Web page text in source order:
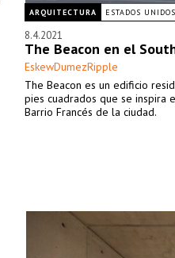
ARQUITECTURA ESTADOS UNIDOS
8.4.2021
The Beacon en el
EskewDumezRipple
The Beacon es un edificio
pies cuadrados que se inspira
Barrio Francés de la ciudad.